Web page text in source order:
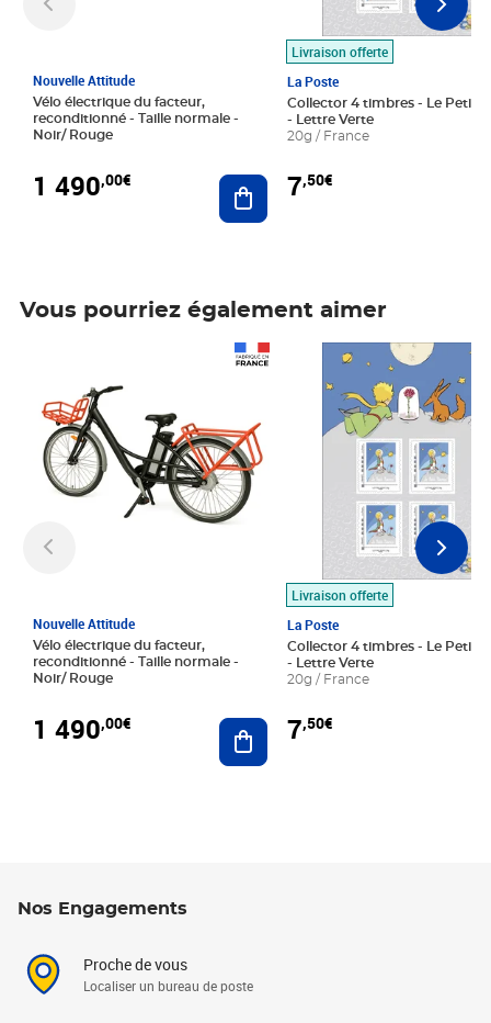
Nouvelle Attitude
Vélo électrique du facteur,
reconditionné - Taille normale -
Noir/ Rouge
1 490,00€ Ajouter au panier
Livraison offerte
La Poste
Collector 4 timbres - Le Petit
- Lettre Verte
20g / France
7,50€
Vous pourriez également aimer
Nouvelle Attitude
Vélo électrique du facteur,
reconditionné - Taille normale -
Noir/ Rouge
1 490,00€ Ajouter au panier
Livraison offerte
La Poste
Collector 4 timbres - Le Petit
- Lettre Verte
20g / France
7,50€
Prix 7,50€
Nos Engagements
Proche de vous
Localiser un bureau de poste